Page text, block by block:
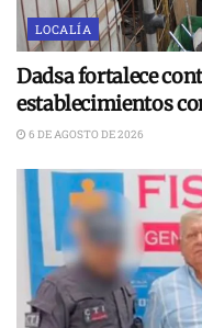
LOCALÍA
Dadsa fortalece
establecimientos
6 DE AGOSTO DE 2026